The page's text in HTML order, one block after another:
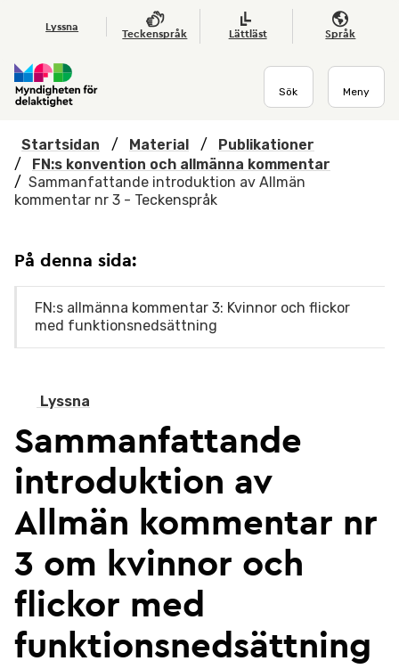
Hoppa till huvudmenyn
Lyssna
Teckenspråk Lättläst Språk
Sök Meny
Startsidan / Material /
Publikationer
/
FN:s konvention och allmänna kommentar
/ Sammanfattande introduktion av Allmän
kommentar nr 3 - Teckenspråk
Lyssna
Sammanfattande
introduktion av
Allmän kommentar nr
3 om kvinnor och
flickor med
funktionsnedsättning
På denna sida:
FN:s allmänna kommentar 3: Kvinnor och flickor
med funktionsnedsättning